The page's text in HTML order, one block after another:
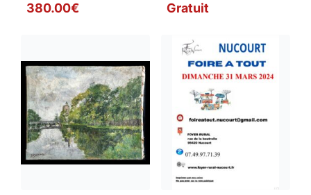
380.00€ Gratuit